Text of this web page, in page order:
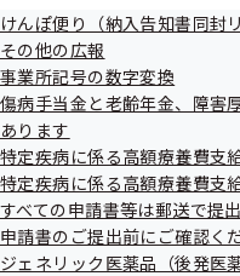
けんぽ便り（納入告知書同封
その他の広報
事業所記号の数字変換
傷病手当金と老齢年金、障害
あります
特定疾病に係る高額療養費支
特定疾病に係る高額療養費支
すべての申請書等は郵送で提
申請書のご提出前にご確認く
ジェネリック医薬品（後発医
協会けんぽ静岡支
の認定に向けたサ